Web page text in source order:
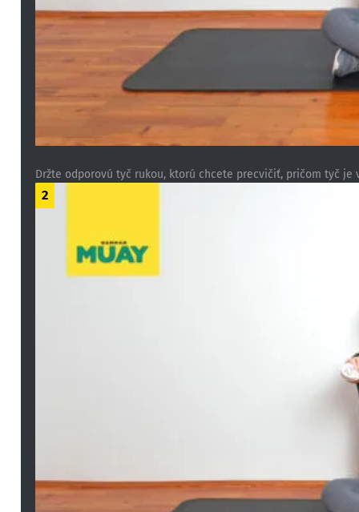
Držte odporovú tyč rukou, ktorú chcete precvičiť, pričom tyč
2